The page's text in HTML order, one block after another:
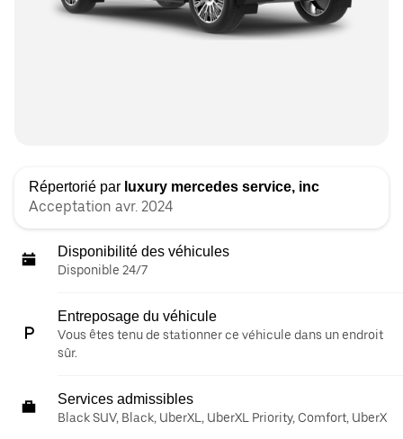
Répertorié par luxury mercedes service, inc
Acceptation avr. 2024
Disponibilité des véhicules
Disponible 24/7
Entreposage du véhicule
Vous êtes tenu de stationner ce véhicule dans un endroit
sûr.
Services admissibles
Black SUV, Black, UberXL, UberXL Priority, Comfort, UberX